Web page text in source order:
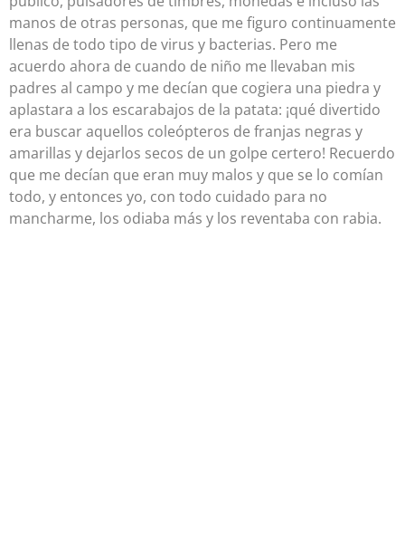
manos de otras personas, que me figuro continuamente
llenas de todo tipo de virus y bacterias. Pero me
acuerdo ahora de cuando de niño me llevaban mis
padres al campo y me decían que cogiera una piedra y
aplastara a los escarabajos de la patata: ¡qué divertido
era buscar aquellos coleópteros de franjas negras y
amarillas y dejarlos secos de un golpe certero! Recuerdo
que me decían que eran muy malos y que se lo comían
todo, y entonces yo, con todo cuidado para no
mancharme, los odiaba más y los reventaba con rabia.